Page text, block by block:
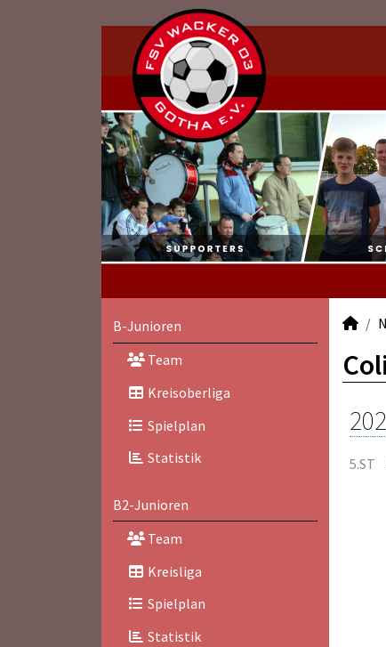
B-Junioren
Team
Kreisoberliga
Spielplan
Statistik
B2-Junioren
Team
Kreisliga
Spielplan
Statistik
5.ST